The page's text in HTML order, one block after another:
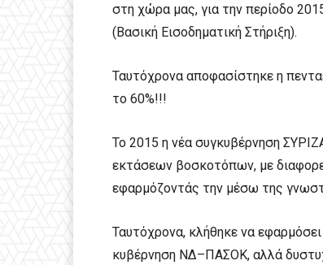
στη χώρα μας, για την περίοδο
(Βασική Εισοδηματική Στήριξη).
Ταυτόχρονα αποφασίστηκε η
το 60%!!!
Το 2015 η νέα συγκυβέρνηση
εκτάσεων βοσκοτόπων, με
εφαρμόζοντάς την μέσω της
Ταυτόχρονα, κλήθηκε να
κυβέρνηση ΝΔ–ΠΑΣΟΚ, αλλά